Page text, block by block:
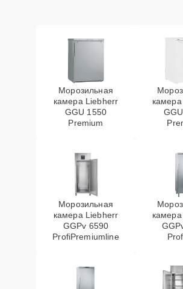
Морозильная
камера Liebherr
GGU 1550
Premium
Морозильная
камера Liebherr
GGPv 6590
ProfiPremiumline